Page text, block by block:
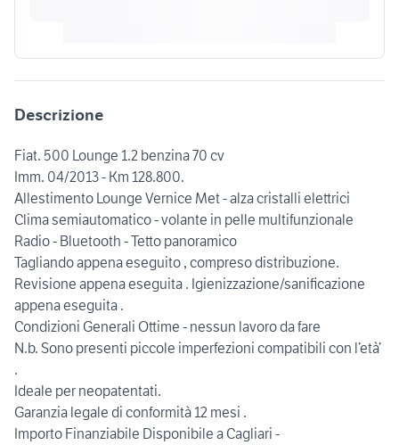
Descrizione
Fiat. 500 Lounge 1.2 benzina 70 cv
Imm. 04/2013 - Km 128.800.
Allestimento Lounge Vernice Met - alza cristalli elettrici
Clima semiautomatico - volante in pelle multifunzionale
Radio - Bluetooth - Tetto panoramico
Tagliando appena eseguito , compreso distribuzione.
Revisione appena eseguita . Igienizzazione/sanificazione
appena eseguita .
Condizioni Generali Ottime - nessun lavoro da fare
N.b. Sono presenti piccole imperfezioni compatibili con l’età’
.
Ideale per neopatentati.
Garanzia legale di conformità 12 mesi .
Importo Finanziabile Disponibile a Cagliari -